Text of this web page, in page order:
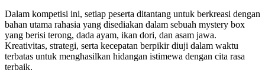
Dalam kompetisi ini, setiap peserta ditantang untuk berkreasi dengan
bahan utama rahasia yang disediakan dalam sebuah mystery box
yang berisi terong, dada ayam, ikan dori, dan asam jawa.
Kreativitas, strategi, serta kecepatan berpikir diuji dalam waktu
terbatas untuk menghasilkan hidangan istimewa dengan cita rasa
terbaik.